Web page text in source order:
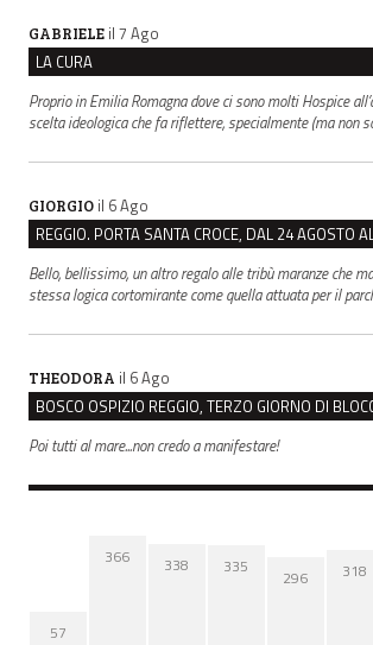
GABRIELE il 7 Ago
LA CURA
Proprio in Emilia Romagna dove ci sono molti Hospice
scelta ideologica che fa riflettere, specialmente (ma non
GIORGIO il 6 Ago
Bello, bellissimo, un altro regalo alle tribù maranze che
stessa logica cortomirante come quella attuata per il
THEODORA il 6 Ago
Poi tutti al mare...non credo a manifestare!
57
366 338 335
296 318